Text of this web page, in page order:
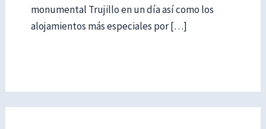
monumental Trujillo en un día así como los
alojamientos más especiales por […]